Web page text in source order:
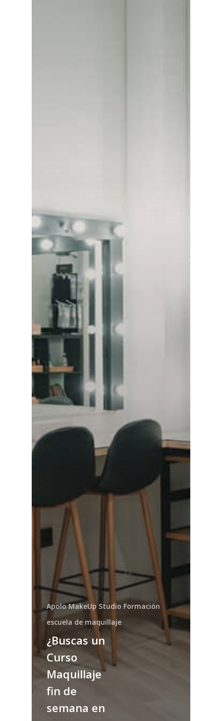
Apolo MakeUp Studio Formación
escuela de maquillaje
¿Buscas un
Curso
Maquillaje
fin de
semana en